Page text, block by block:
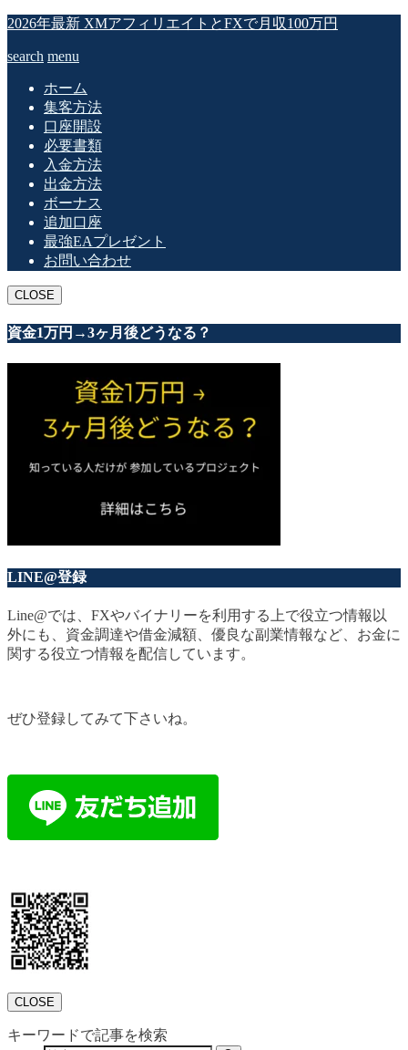
2026年最新 XMアフィリエイトとFXで月収100万円
search menu
ホーム
集客方法
口座開設
必要書類
入金方法
出金方法
ボーナス
追加口座
最強EAプレゼント
お問い合わせ
CLOSE
資金1万円→3ヶ月後どうなる？
LINE@登録
Line@では、FXやバイナリーを利用する上で役立つ情報以
外にも、資金調達や借金減額、優良な副業情報など、お金に
関する役立つ情報を配信しています。
ぜひ登録してみて下さいね。
CLOSE
キーワードで記事を検索